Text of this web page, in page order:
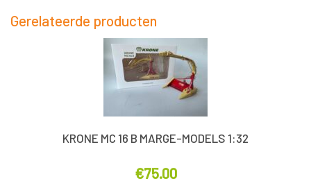
Gerelateerde producten
KRONE MC 16 B MARGE-MODELS 1:32
€75.00